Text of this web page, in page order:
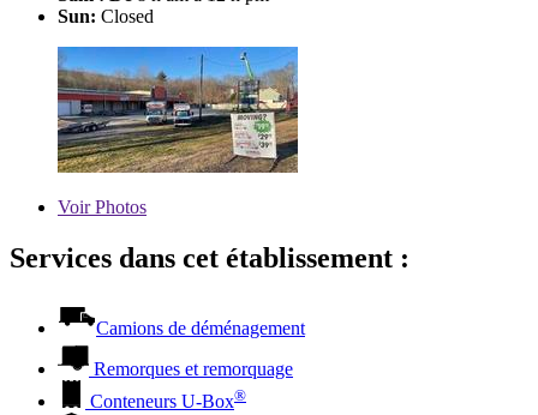
Sun: Closed
VoirPhotos
Services dans cet établissement :
Camions de déménagement
Remorques et remorquage
Conteneurs U-Box®